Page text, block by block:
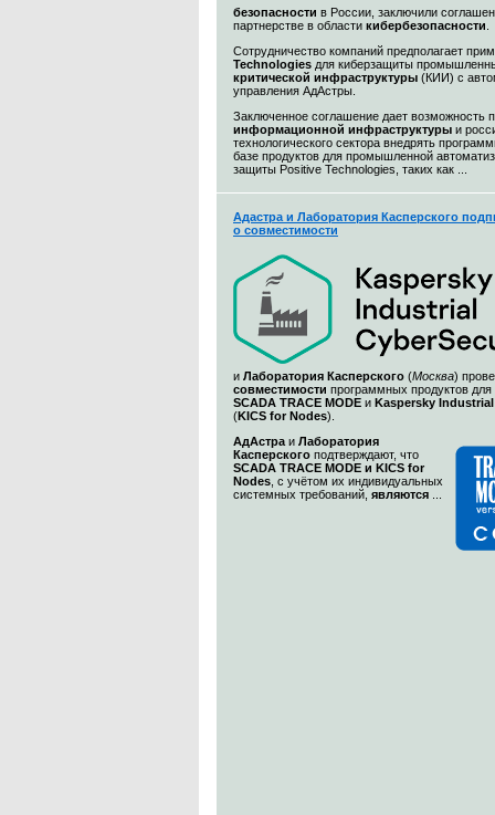
безопасности в России, заключили
партнерстве в области кибербезопасности
Сотрудничество компаний предполагает
Technologies для киберзащиты
критической инфраструктуры (КИИ) с
управления АдАстры.
Заключенное соглашение дает возможность
информационной инфраструктуры и
технологического сектора внедрять
базе продуктов для промышленной
защиты Positive Technologies, таких как ...
Адастра и Лаборатория Касперского
о совместимости
и Лаборатория Касперского (Москва)
совместимости программных продуктов
SCADA TRACE MODE и Kaspersky
(KICS for Nodes).
АдАстра и Лаборатория
Касперского подтверждают, что
SCADA TRACE MODE и KICS for
Nodes , с учётом их индивидуальных
системных требований, являются